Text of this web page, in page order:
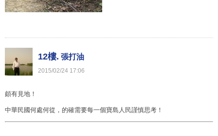
12樓. 張打油
2015/02/24 17:06
頗有見地！
中華民國何處何從，的確需要每一個寶島人民謹慎思考！